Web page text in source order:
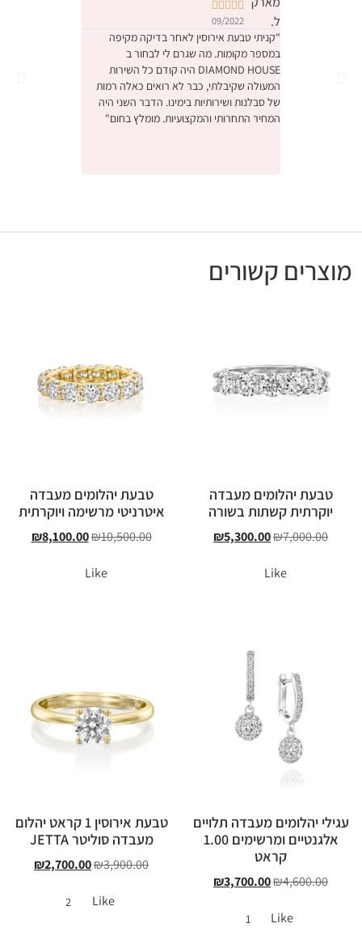





09/2022
"קניתי טבעת אירוסין לאחר בדיקה מקיפה
במספר מקומות. מה שגרם לי לבחור ב
DIAMOND HOUSE היה קודם כל השירות
המעולה שקיבלתי, כבר לא רואים כאלה רמות
של סבלנות ושירותיות בימינו. הדבר השני היה
המחיר התחרותי והמקצועיות. מומלץ בחום"
מוצרים קשורים
טבעת יהלומים מעבדה
יוקרתית קשתות בשורה
₪7,000.00
₪5,300.00
Like
טבעת יהלומים מעבדה
איטרניטי מרשימה ויוקרתית
₪10,500.00
₪8,100.00
Like
עגילי יהלומים מעבדה תלויים
אלגנטיים ומרשימים 1.00
קראט
₪4,600.00
₪3,700.00
Like
טבעת אירוסין 1 קראט יהלום
מעבדה סוליטר JETTA
₪3,900.00
₪2,700.00
Like